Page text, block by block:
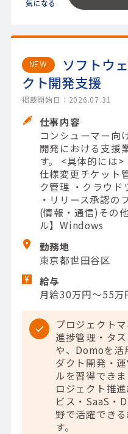
NEW
ソフトウ
クト開発支援
掲載開始日：2026.07.31
仕事内容
コンシューマー向
開発における支援
す。 <具体的には>
仕様変更チケット
ク管理 ・クラウ
・リリース承認の
(情報・通信)その
ル】Windows
勤務地
東京都世田谷区
給与
月給30万円～55
プロジェクト
進捗管理・タ
や、Domoを活
ダクト開発・
ルを習得できま
ロジェクト推
ビス・SaaS・
野で活躍でき
す。